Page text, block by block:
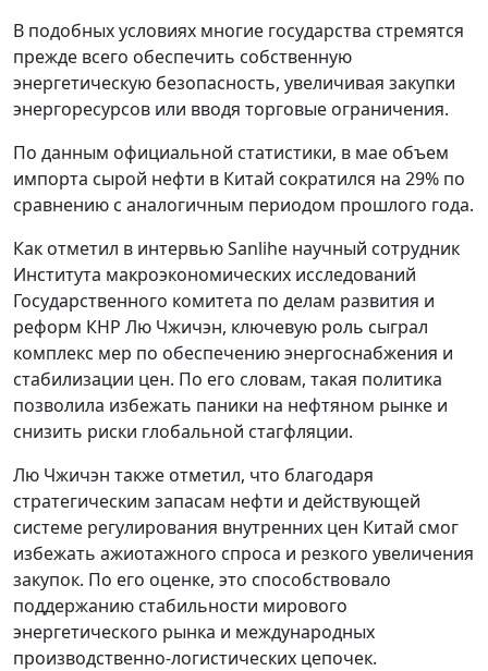
В подобных условиях многие государства стремятся
прежде всего обеспечить собственную
энергетическую безопасность, увеличивая закупки
энергоресурсов или вводя торговые ограничения.
По данным официальной статистики, в мае объем
импорта сырой нефти в Китай сократился на 29% по
сравнению с аналогичным периодом прошлого года.
Как отметил в интервью Sanlihe научный сотрудник
Института макроэкономических исследований
Государственного комитета по делам развития и
реформ КНР Лю Чжичэн, ключевую роль сыграл
комплекс мер по обеспечению энергоснабжения и
стабилизации цен. По его словам, такая политика
позволила избежать паники на нефтяном рынке и
снизить риски глобальной стагфляции.
Лю Чжичэн также отметил, что благодаря
стратегическим запасам нефти и действующей
системе регулирования внутренних цен Китай смог
избежать ажиотажного спроса и резкого увеличения
закупок. По его оценке, это способствовало
поддержанию стабильности мирового
энергетического рынка и международных
производственно-логистических цепочек.